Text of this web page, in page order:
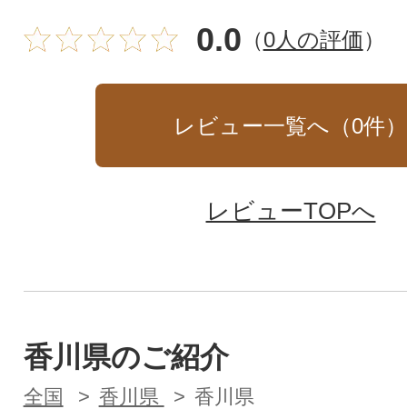
0.0 （0人の評価）
レビュー一覧へ（0件）
レビューTOPへ
香川県のご紹介
全国 香川県 香川県